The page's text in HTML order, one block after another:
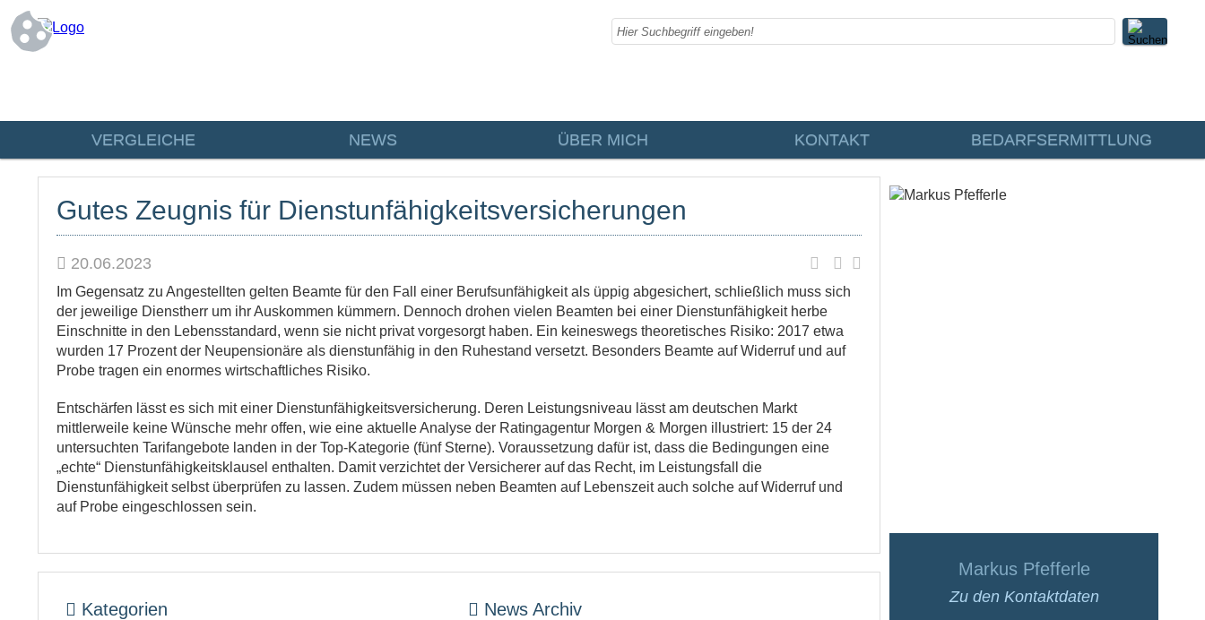
VERGLEICHE NEWS ÜBER MICH KONTAKT BEDARFSERMITTLUNG
Markus Pfefferle
Zu den Kontaktdaten
Gutes Zeugnis für Dienstunfähigkeitsversicherungen
20.06.2023
Im Gegensatz zu Angestellten gelten Beamte für den Fall einer Berufsunfähigkeit als üppig abgesichert, schließlich muss sich
der jeweilige Dienstherr um ihr Auskommen kümmern. Dennoch drohen vielen Beamten bei einer Dienstunfähigkeit herbe
Einschnitte in den Lebensstandard, wenn sie nicht privat vorgesorgt haben. Ein keineswegs theoretisches Risiko: 2017 etwa
wurden 17 Prozent der Neupensionäre als dienstunfähig in den Ruhestand versetzt. Besonders Beamte auf Widerruf und auf
Probe tragen ein enormes wirtschaftliches Risiko.
Entschärfen lässt es sich mit einer Dienstunfähigkeitsversicherung. Deren Leistungsniveau lässt am deutschen Markt
mittlerweile keine Wünsche mehr offen, wie eine aktuelle Analyse der Ratingagentur Morgen & Morgen illustriert: 15 der 24
untersuchten Tarifangebote landen in der Top-Kategorie (fünf Sterne). Voraussetzung dafür ist, dass die Bedingungen eine
„echte“ Dienstunfähigkeitsklausel enthalten. Damit verzichtet der Versicherer auf das Recht, im Leistungsfall die
Dienstunfähigkeit selbst überprüfen zu lassen. Zudem müssen neben Beamten auf Lebenszeit auch solche auf Widerruf und
auf Probe eingeschlossen sein.
Kategorien News Archiv